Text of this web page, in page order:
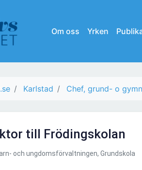
Om oss Yrken
Karlstad Chef, grund- o
till Frödingskolan
och ungdomsförvaltningen, Grundskola